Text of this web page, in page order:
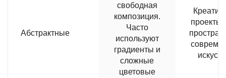
Абстрактные
свободная
композиция.
Часто
используют
градиенты и
сложные
цветовые
проекты,